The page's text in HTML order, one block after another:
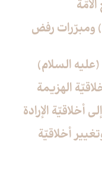
ومبرّرات رفض
أخلاقيّة